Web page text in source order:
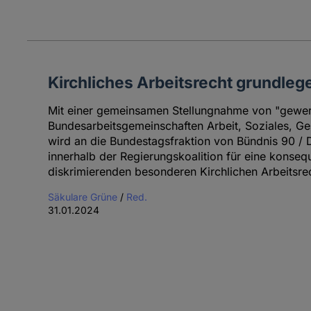
Kirchliches Arbeitsrecht
Mit einer gemeinsamen Stellungnahme von
Bundesarbeitsgemeinschaften Arbeit, Soziales,
wird an die Bundestagsfraktion von Bündnis 90 /
innerhalb der Regierungskoalition für eine
diskrimierenden besonderen Kirchlichen
Säkulare Grüne/ Red.
31.01.2024